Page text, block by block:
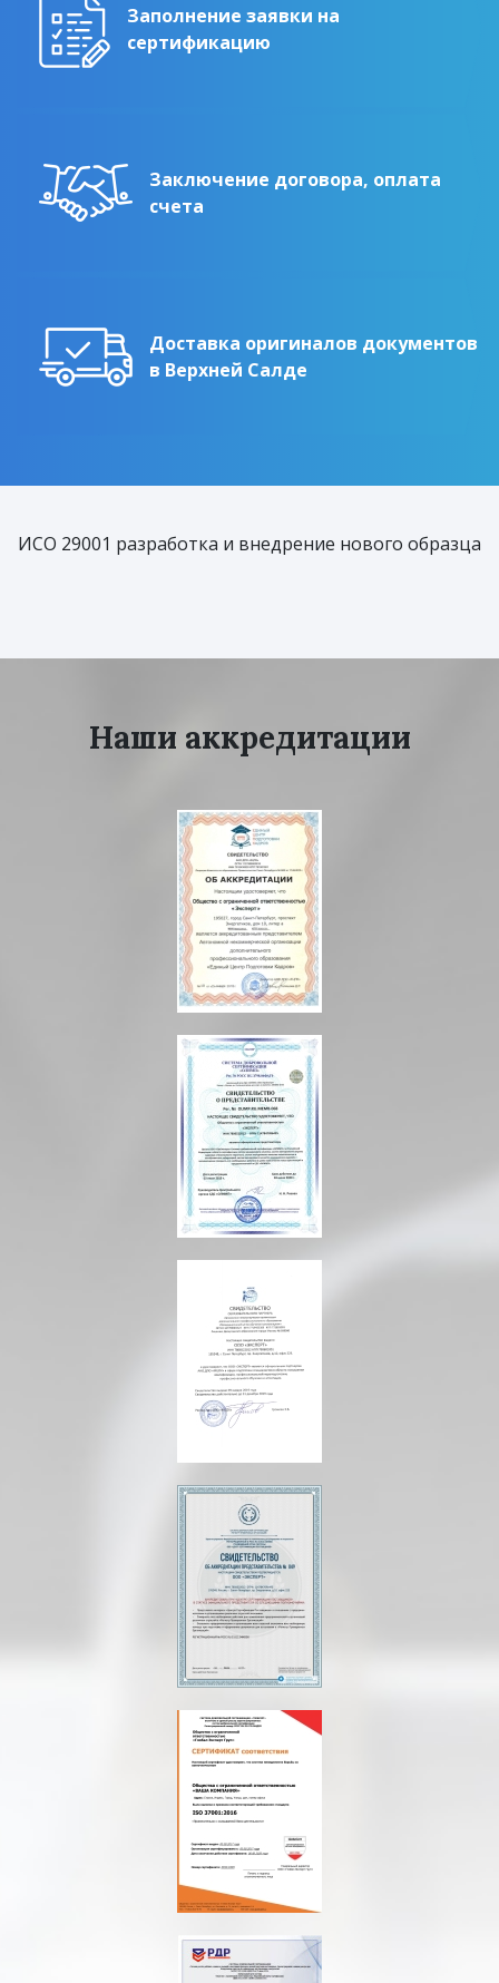
Заполнение заявки на
сертификацию
Заключение договора, оплата
счета
Доставка оригиналов документов
в Верхней Салде
ИСО 29001 разработка и внедрение нового образца
Наши аккредитации